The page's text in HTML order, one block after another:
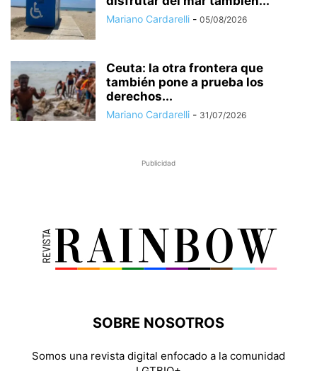
Mariano Cardarelli - 05/08/2026
Ceuta: la otra frontera que
también pone a prueba los
derechos...
Mariano Cardarelli - 31/07/2026
Publicidad
SOBRE NOSOTROS
Somos una revista digital enfocado a la comunidad